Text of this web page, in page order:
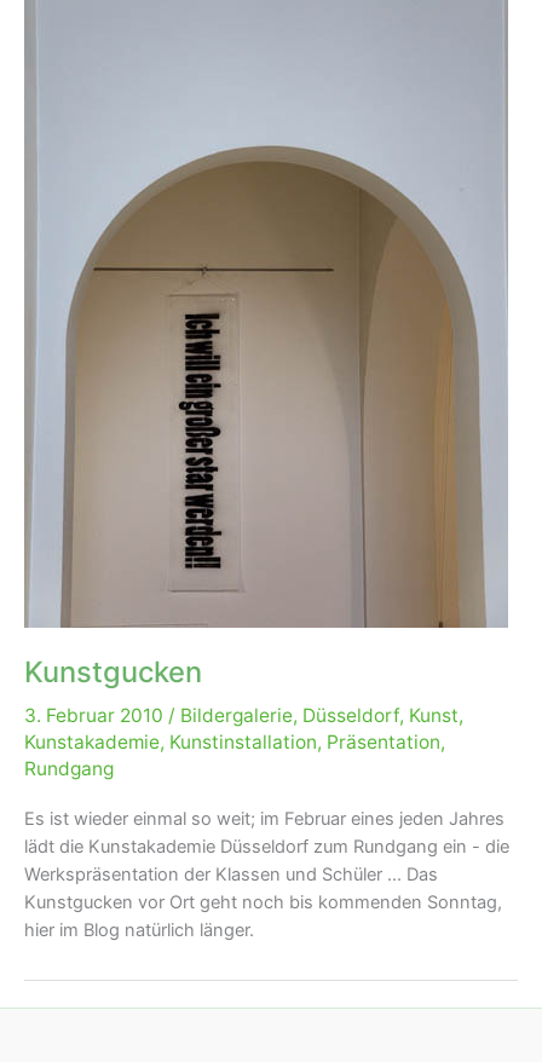
Kunstgucken
3. Februar 2010 / Bildergalerie, Düsseldorf, Kunst,
Kunstakademie, Kunstinstallation, Präsentation,
Rundgang
Es ist wieder einmal so weit; im Februar eines jeden Jahres
lädt die Kunstakademie Düsseldorf zum Rundgang ein - die
Werkspräsentation der Klassen und Schüler ... Das
Kunstgucken vor Ort geht noch bis kommenden Sonntag,
hier im Blog natürlich länger.